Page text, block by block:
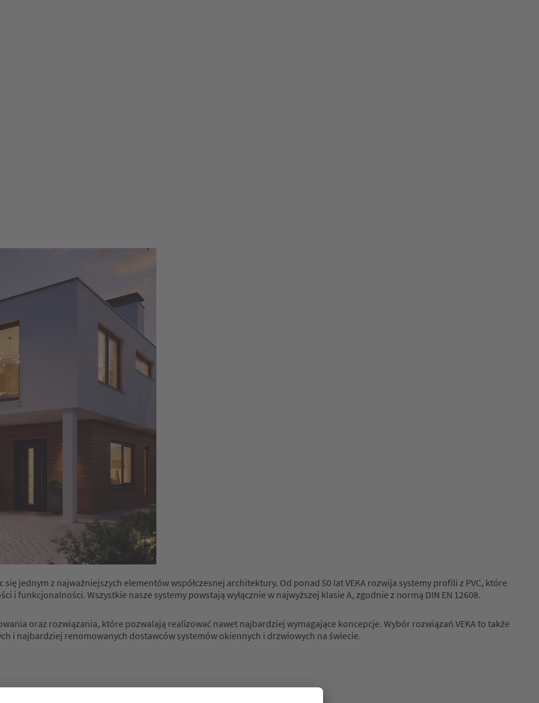
na systemach VEKAZobacz realizacje na systemach VEKA
jednym z najważniejszych elementów współczesnej architektury. Od ponad 50 lat VEKA rozwija systemy profili z PVC, które
i funkcjonalności. Wszystkie nasze systemy powstają wyłącznie w najwyższej klasie A, zgodnie z normą DIN EN 12608.
oraz rozwiązania, które pozwalają realizować nawet najbardziej wymagające koncepcje. Wybór rozwiązań VEKA to także
i najbardziej renomowanych dostawców systemów okiennych i drzwiowych na świecie.